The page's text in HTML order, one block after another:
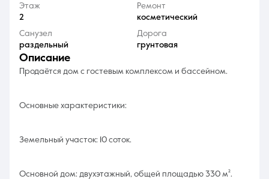
Этаж
2
Ремонт
косметический
Санузел
раздельный
Дорога
грунтовая
описание
Продаётся дом с гостевым комплексом и бассейном.
Основные характеристики:
Земельный участок: 10 соток.
Основной дом: двухэтажный, общей площадью 330 м².